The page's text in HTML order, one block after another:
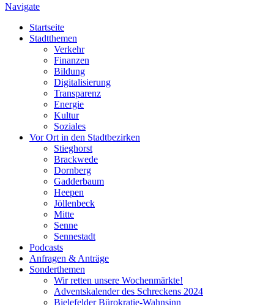
Navigate
Startseite
Stadtthemen
Verkehr
Finanzen
Bildung
Digitalisierung
Transparenz
Energie
Kultur
Soziales
Vor Ort in den Stadtbezirken
Stieghorst
Brackwede
Dornberg
Gadderbaum
Heepen
Jöllenbeck
Mitte
Senne
Sennestadt
Podcasts
Anfragen & Anträge
Sonderthemen
Wir retten unsere Wochenmärkte!
Adventskalender des Schreckens 2024
Bielefelder Bürokratie-Wahnsinn